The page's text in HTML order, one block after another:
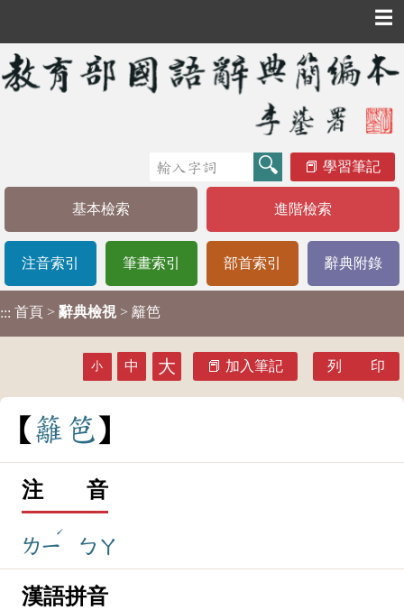
☰
學習筆記
基本檢索 進階檢索
注音索引 筆畫索引 部首索引 辭典附錄
::: 首頁 > 辭典檢視 > 籬笆
小 中 大 加入筆記 列 印
籬 笆
注 音
ㄌㄧ
ˊ
ㄅㄚ
漢語拼音